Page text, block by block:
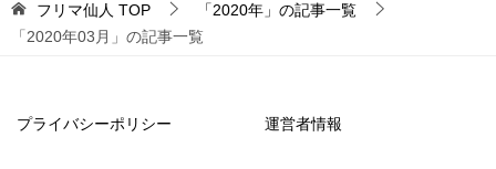
フリマ仙人 TOP
「2020年」の記事一覧
「2020年03月」の記事一覧
プライバシーポリシー 運営者情報